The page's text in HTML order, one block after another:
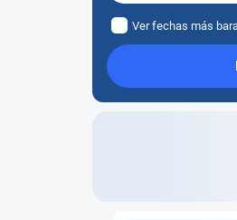
Ver fechas más